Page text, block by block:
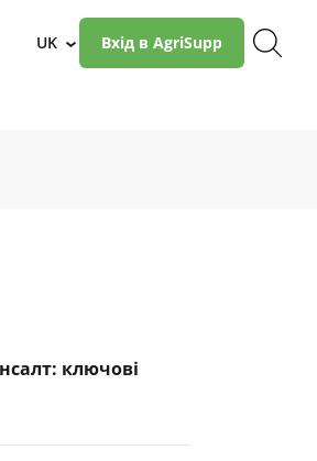
UK › Вхід в AgriSupp
ключові